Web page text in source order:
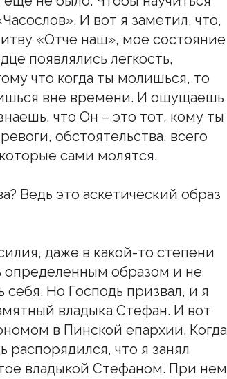
И вот я заметил, что,
«Отче наш», мое состояние
появлялись легкость,
что когда ты молишься, то
вне времени. И ощущаешь
что Он – это тот, кому ты
обстоятельства, всего
сами молятся.
Ведь это аскетический образ
даже в какой-то степени
определенным образом и не
Но Господь призвал, и я
владыка Стефан. И вот
в Пинской епархии. Когда
распорядился, что я занял
владыкой Стефаном. При нем